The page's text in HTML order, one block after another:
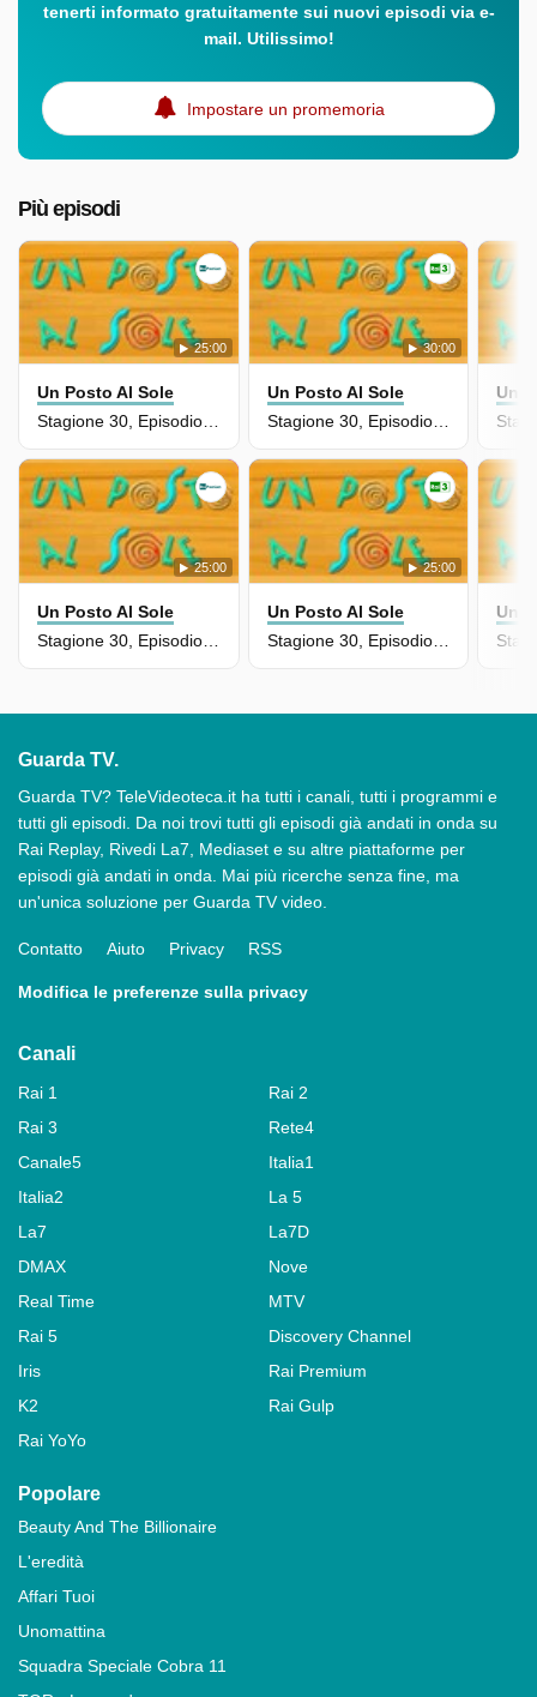
tenerti informato gratuitamente sui nuovi episodi via e-
mail. Utilissimo!
Impostare un promemoria
Più episodi
25:00
Un Posto Al Sole
Stagione 30, Episodio 6954
30:00
Un Posto Al Sole
Stagione 30, Episodio 6993
25:00
Un Posto Al Sole
25:00
Un Posto Al Sole
Stagione 30, Episodio 6992
Un
Un
Guarda TV.
Guarda TV? TeleVideoteca.it ha tutti i canali, tutti i programmi e
tutti gli episodi. Da noi trovi tutti gli episodi già andati in onda su
Rai Replay, Rivedi La7, Mediaset e su altre piattaforme per
episodi già andati in onda. Mai più ricerche senza fine, ma
un'unica soluzione per Guarda TV video.
Contatto Aiuto Privacy RSS
Modifica le preferenze sulla privacy
Canali
Rai 1
Rai 2
Rai 3
Rete4
Canale5
Italia1
Italia2
La 5
La7
La7D
DMAX
Nove
Real Time
MTV
Rai 5
Discovery Channel
Iris
Rai Premium
K2
Rai Gulp
Rai YoYo
Popolare
Beauty And The Billionaire
L'eredità
Affari Tuoi
Unomattina
Squadra Speciale Cobra 11